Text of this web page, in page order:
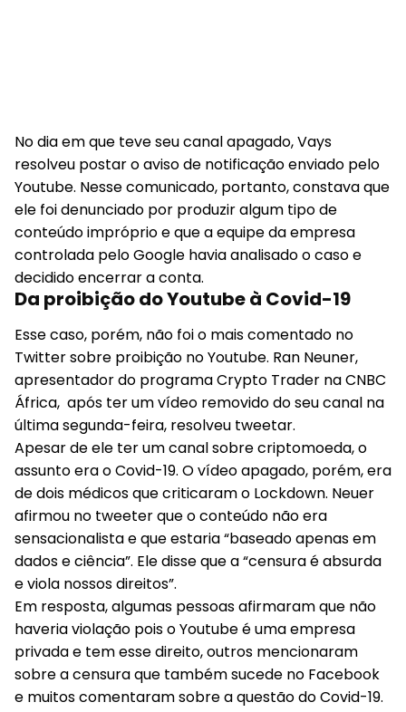
No dia em que teve seu canal apagado, Vays
resolveu postar o aviso de notificação enviado pelo
Youtube. Nesse comunicado, portanto, constava que
ele foi denunciado por produzir algum tipo de
conteúdo impróprio e que a equipe da empresa
controlada pelo Google havia analisado o caso e
decidido encerrar a conta.
Da proibição do Youtube à Covid-19
Esse caso, porém, não foi o mais comentado no
Twitter sobre proibição no Youtube. Ran Neuner,
apresentador do programa Crypto Trader na CNBC
África, após ter um vídeo removido do seu canal na
última segunda-feira, resolveu tweetar.
Apesar de ele ter um canal sobre criptomoeda, o
assunto era o Covid-19. O vídeo apagado, porém, era
de dois médicos que criticaram o Lockdown. Neuer
afirmou no tweeter que o conteúdo não era
sensacionalista e que estaria “baseado apenas em
dados e ciência”. Ele disse que a “censura é absurda
e viola nossos direitos”.
Em resposta, algumas pessoas afirmaram que não
haveria violação pois o Youtube é uma empresa
privada e tem esse direito, outros mencionaram
sobre a censura que também sucede no Facebook
e muitos comentaram sobre a questão do Covid-19.